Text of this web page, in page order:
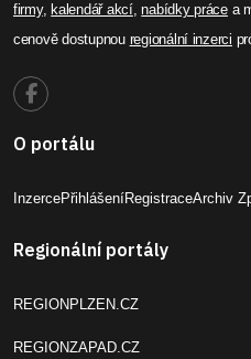
firmy, kalendář akcí,nabídky prácea
cenově dostupnou regionální inzerci
O portálu
InzercePřihlášeníRegistraceArchiv
Regionální portály
REGIONPLZEN.CZ
REGIONZAPAD.CZ